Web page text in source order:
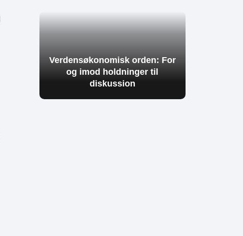
Verdensøkonomisk orden: For
og imod holdninger til
diskussion